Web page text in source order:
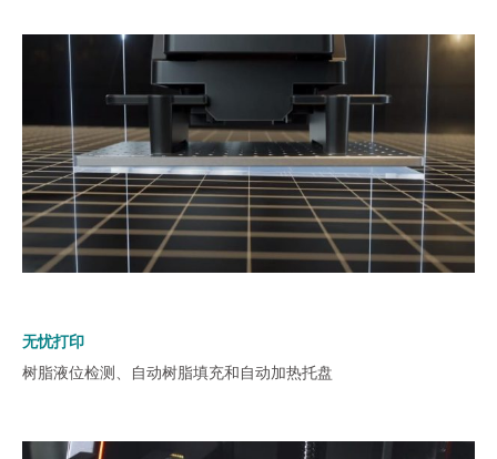
无忧打印
树脂液位检测、自动树脂填充和自动加热托盘